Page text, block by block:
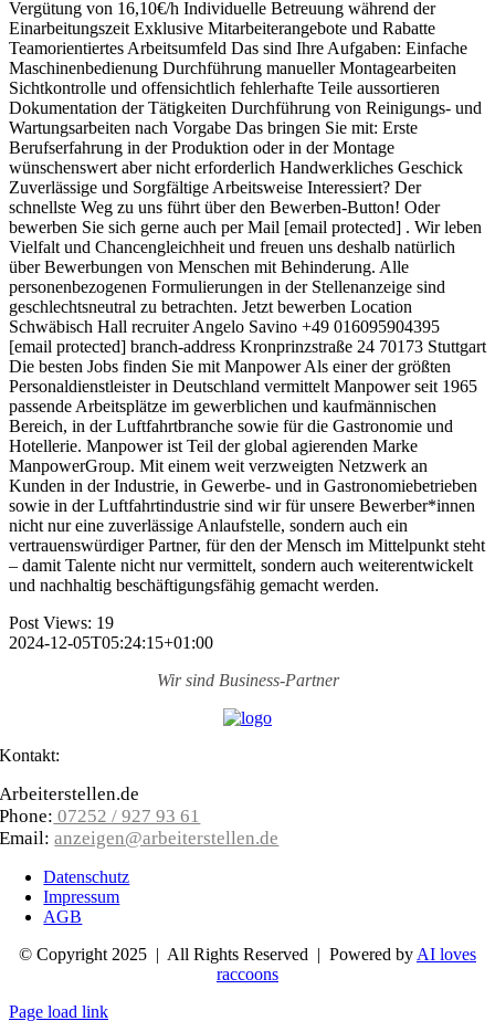
Vergütung von 16,10€/h Individuelle Betreuung während der
Einarbeitungszeit Exklusive Mitarbeiterangebote und Rabatte
Teamorientiertes Arbeitsumfeld Das sind Ihre Aufgaben: Einfache
Maschinenbedienung Durchführung manueller Montagearbeiten
Sichtkontrolle und offensichtlich fehlerhafte Teile aussortieren
Dokumentation der Tätigkeiten Durchführung von Reinigungs- und
Wartungsarbeiten nach Vorgabe Das bringen Sie mit: Erste
Berufserfahrung in der Produktion oder in der Montage
wünschenswert aber nicht erforderlich Handwerkliches Geschick
Zuverlässige und Sorgfältige Arbeitsweise Interessiert? Der
schnellste Weg zu uns führt über den Bewerben-Button! Oder
bewerben Sie sich gerne auch per Mail [email protected] . Wir leben
Vielfalt und Chancengleichheit und freuen uns deshalb natürlich
über Bewerbungen von Menschen mit Behinderung. Alle
personenbezogenen Formulierungen in der Stellenanzeige sind
geschlechtsneutral zu betrachten. Jetzt bewerben Location
Schwäbisch Hall recruiter Angelo Savino +49 016095904395
[email protected] branch-address Kronprinzstraße 24 70173 Stuttgart
Die besten Jobs finden Sie mit Manpower Als einer der größten
Personal­dienst­leister in Deutschland vermittelt Manpower seit 1965
passende Arbeits­plätze im gewerblichen und kaufmännischen
Bereich, in der Luftfahrt­branche sowie für die Gastronomie und
Hotellerie. Manpower ist Teil der global agierenden Marke
ManpowerGroup. Mit einem weit verzweigten Netzwerk an
Kunden in der Industrie, in Gewerbe- und in Gastronomie­betrieben
sowie in der Luftfahrt­industrie sind wir für unsere Bewerber­*innen
nicht nur eine zuverlässige Anlauf­stelle, sondern auch ein
vertrauens­würdiger Partner, für den der Mensch im Mittelpunkt steht
– damit Talente nicht nur vermittelt, sondern auch weiter­entwickelt
und nachhaltig beschäftigungs­fähig gemacht werden.
Post Views: 19
2024-12-05T05:24:15+01:00
Wir sind Business-Partner
Kontakt:
Arbeiterstellen.de
Phone: 07252 / 927 93 61
Email:anzeigen@arbeiterstellen.de
Datenschutz
Impressum
AGB
© Copyright 2025 | All Rights Reserved | Powered by AI loves
raccoons
Page load link